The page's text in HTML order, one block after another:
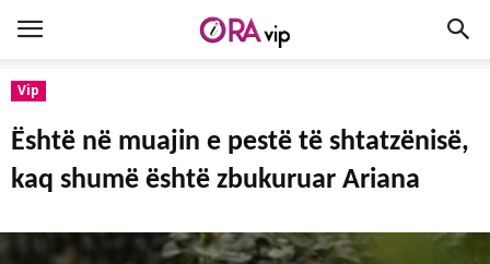
Vip
Është në muajin e pestë të shtatzënisë,
kaq shumë është zbukuruar Ariana